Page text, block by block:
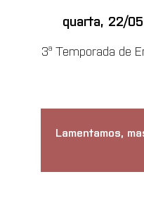
quarta, 22/05
3ª Temporada de
Lamentamos,